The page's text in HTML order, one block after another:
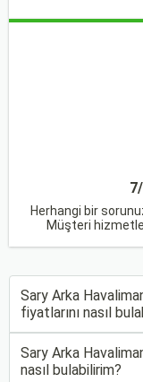
Herhangi bir
Müşteri
Sary Arka
fiyatlarını nasıl
Sary Arka
nasıl bulabilirim?